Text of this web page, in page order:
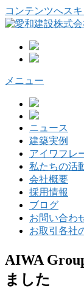
コンテンツへス
メニュー
ニュース
建築実例
アイワフレ
私たちの活
会社概要
採用情報
ブログ
お問い合わ
お取引各社
AIWA
ました